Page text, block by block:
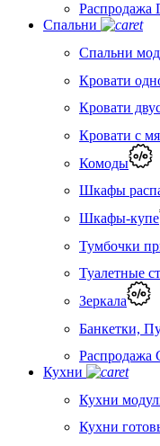
Распродажа
Спальни
Спальни
Кровати
Кровати
Кровати с
Комоды
Шкафы
Шкафы-купе
Тумбочки
Туалетные
Зеркала
Банкетки,
Распродажа
Кухни
Кухни
Кухни